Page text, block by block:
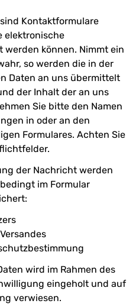
Kontaktformulare
elektronische
können. Nimmt ein
so werden die in der
Daten an uns übermittelt
der Inhalt der an uns
Sie bitte den Namen
in oder an den
Formulares. Achten Sie
der Nachricht werden
im Formular
wird im Rahmen des
eingeholt und auf
verwiesen.